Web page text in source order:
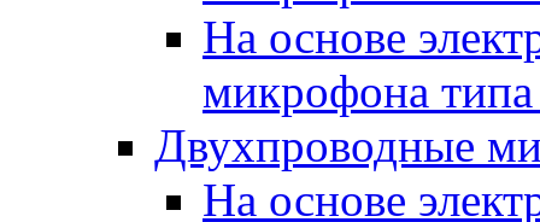
На основе
микрофона
Двухпроводные
На основе